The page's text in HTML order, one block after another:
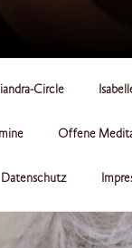
Circle
Offene
Datenschutz